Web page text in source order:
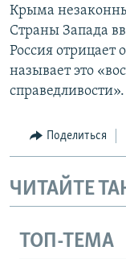
Крыма
Страны Запада
Россия отрицает
называет это
справедливости».
Поделиться
ЧИТАЙТЕ
ТОП-ТЕМА